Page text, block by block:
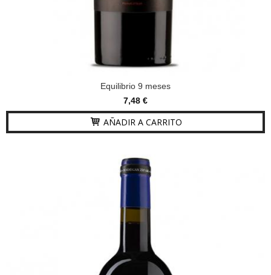
Equilibrio 9 meses
7,48 €
AÑADIR A CARRITO